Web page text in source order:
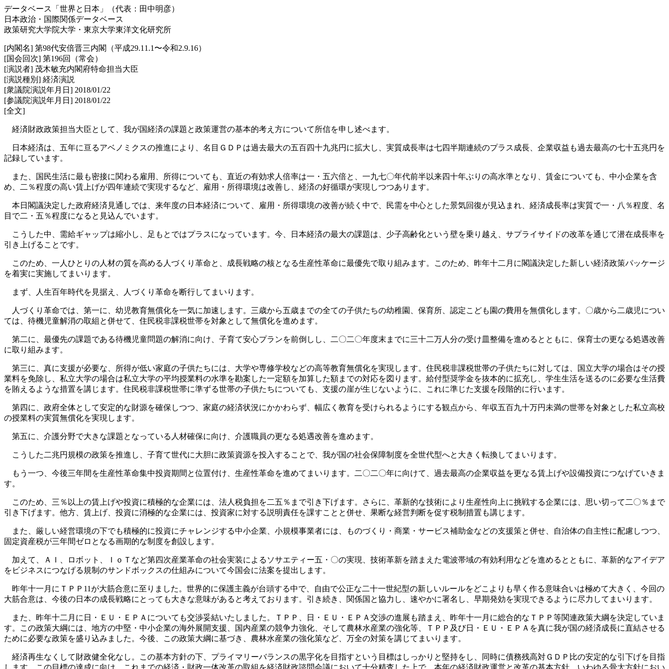
データベース「世界と日本」（代表：田中明彦）
日本政治・国際関係データベース
政策研究大学院大学・東京大学東洋文化研究所
[内閣名] 第98代安倍晋三内閣（平成29.11.1〜令和2.9.16）
[国会回次] 第196回（常会）
[演説者] 茂木敏充内閣府特命担当大臣
[演説種別] 経済演説
[衆議院演説年月日] 2018/01/22
[参議院演説年月日] 2018/01/22
[全文]
経済財政政策担当大臣として、我が国経済の課題と政策運営の基本的考え方について所信を申し述べます。
日本経済は、五年に亘るアベノミクスの推進により、名目ＧＤＰは過去最大の五百四十九兆円に拡大し、実質成長率は七四半期連続のプラス成長、企業収益も過去最高の七十五兆円を
記録しています。
また、国民生活に最も密接に関わる雇用、所得についても、直近の有効求人倍率は一・五六倍と、一九七〇年代前半以来四十年ぶりの高水準となり、賃金についても、中小企業を含
め、二％程度の高い賃上げが四年連続で実現するなど、雇用・所得環境は改善し、経済の好循環が実現しつつあります。
本日閣議決定した政府経済見通しでは、来年度の日本経済について、雇用・所得環境の改善が続く中で、民需を中心とした景気回復が見込まれ、経済成長率は実質で一・八％程度、名
目で二・五％程度になると見込んでいます。
こうした中、需給ギャップは縮小し、足もとではプラスになっています。今、日本経済の最大の課題は、少子高齢化という壁を乗り越え、サプライサイドの改革を通じて潜在成長率を
引き上げることです。
このため、一人ひとりの人材の質を高める人づくり革命と、成長戦略の核となる生産性革命に最優先で取り組みます。このため、昨年十二月に閣議決定した新しい経済政策パッケージ
を着実に実施してまいります。
まず、人生百年時代を見据え、人づくり革命を断行してまいります。
人づくり革命では、第一に、幼児教育無償化を一気に加速します。三歳から五歳までの全ての子供たちの幼稚園、保育所、認定こども園の費用を無償化します。〇歳から二歳児につい
ては、待機児童解消の取組と併せて、住民税非課税世帯を対象として無償化を進めます。
第二に、最優先の課題である待機児童問題の解消に向け、子育て安心プランを前倒しし、二〇二〇年度末までに三十二万人分の受け皿整備を進めるとともに、保育士の更なる処遇改善
に取り組みます。
第三に、真に支援が必要な、所得が低い家庭の子供たちには、大学や専修学校などの高等教育無償化を実現します。住民税非課税世帯の子供たちに対しては、国立大学の場合はその授
業料を免除し、私立大学の場合は私立大学の平均授業料の水準を勘案した一定額を加算した額までの対応を図ります。給付型奨学金を抜本的に拡充し、学生生活を送るのに必要な生活費
を賄えるような措置を講じます。住民税非課税世帯に準ずる世帯の子供たちについても、支援の崖が生じないように、これに準じた支援を段階的に行います。
第四に、政府全体として安定的な財源を確保しつつ、家庭の経済状況にかかわらず、幅広く教育を受けられるようにする観点から、年収五百九十万円未満の世帯を対象とした私立高校
の授業料の実質無償化を実現します。
第五に、介護分野で大きな課題となっている人材確保に向け、介護職員の更なる処遇改善を進めます。
こうした二兆円規模の政策を推進し、子育て世代に大胆に政策資源を投入することで、我が国の社会保障制度を全世代型へと大きく転換してまいります。
もう一つ、今後三年間を生産性革命集中投資期間と位置付け、生産性革命を進めてまいります。二〇二〇年に向けて、過去最高の企業収益を更なる賃上げや設備投資につなげていきま
す。
このため、三％以上の賃上げや投資に積極的な企業には、法人税負担を二五％まで引き下げます。さらに、革新的な技術により生産性向上に挑戦する企業には、思い切って二〇％まで
引き下げます。他方、賃上げ、投資に消極的な企業には、投資家に対する説明責任を課すことと併せ、果断な経営判断を促す税制措置も講じます。
また、厳しい経営環境の下でも積極的に投資にチャレンジする中小企業、小規模事業者には、ものづくり・商業・サービス補助金などの支援策と併せ、自治体の自主性に配慮しつつ、
固定資産税が三年間ゼロとなる画期的な制度を創設します。
加えて、ＡＩ、ロボット、ＩｏＴなど第四次産業革命の社会実装によるソサエティー五・〇の実現、技術革新を踏まえた電波帯域の有効利用などを進めるとともに、革新的なアイデア
をビジネスにつなげる規制のサンドボックスの仕組みについて今国会に法案を提出します。
昨年十一月にＴＰＰ11が大筋合意に至りました。世界的に保護主義が台頭する中で、自由で公正な二十一世紀型の新しいルールをどこよりも早く作る意味合いは極めて大きく、今回の
大筋合意は、今後の日本の成長戦略にとっても大きな意味があると考えております。引き続き、関係国と協力し、速やかに署名し、早期発効を実現できるように尽力してまいります。
また、昨年十二月に日・ＥＵ・ＥＰＡについても交渉妥結いたしました。ＴＰＰ、日・ＥＵ・ＥＰＡ交渉の進展も踏まえ、昨年十一月に総合的なＴＰＰ等関連政策大綱を決定していま
す。この政策大綱には、地方の中堅・中小企業の海外展開支援、国内産業の競争力強化、そして農林水産業の強化等、ＴＰＰ及び日・ＥＵ・ＥＰＡを真に我が国の経済成長に直結させる
ために必要な政策を盛り込みました。今後、この政策大綱に基づき、農林水産業の強化策など、万全の対策を講じてまいります。
経済再生なくして財政健全化なし。この基本方針の下、プライマリーバランスの黒字化を目指すという目標はしっかりと堅持をし、同時に債務残高対ＧＤＰ比の安定的な引下げを目指
します。この目標の達成に向け、これまでの経済・財政一体改革の取組を経済財政諮問会議において十分精査した上で、本年の経済財政運営と改革の基本方針、いわゆる骨太方針におい